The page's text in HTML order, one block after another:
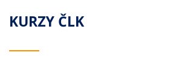
KURZY ČLK